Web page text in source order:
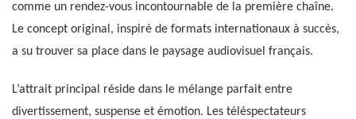
comme un rendez-vous incontournable de la première chaîne.
Le concept original, inspiré de formats internationaux à succès,
a su trouver sa place dans le paysage audiovisuel français.
L’attrait principal réside dans le mélange parfait entre
divertissement, suspense et émotion. Les téléspectateurs